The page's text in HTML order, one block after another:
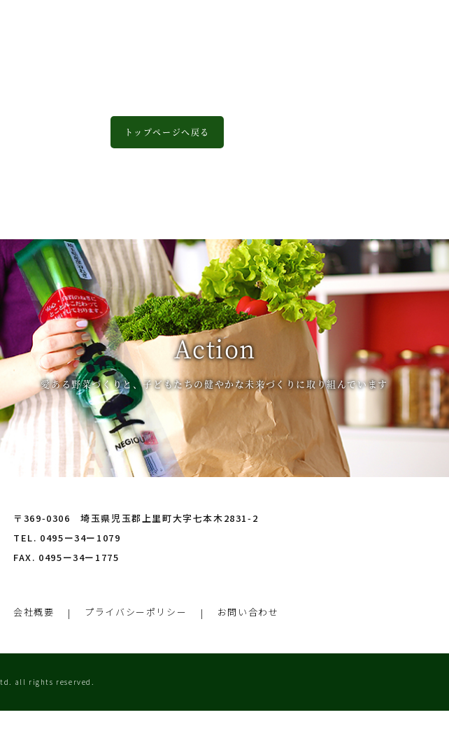
トップページへ戻る
Action
愛ある野菜づくりと、子どもたちの健やかな未来づくりに取り組んでいます
〒369‑0306 埼玉県児玉郡上里町大字七本木2831‑2
TEL. 0495ー34ー1079
FAX. 0495ー34ー1775
会社概要 プライバシーポリシー お問い合わせ
all rights reserved.